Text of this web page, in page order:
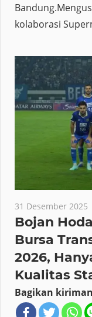
kolaborasi
31 Desember 2025
Bojan
Bursa
2026,
Kualitas
Bagikan